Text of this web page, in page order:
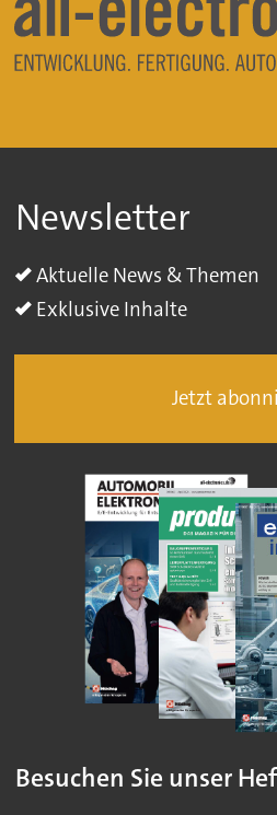
Newsletter
Aktuelle News & Themen
Exklusive Inhalte
Jetzt
Besuchen Sie unser